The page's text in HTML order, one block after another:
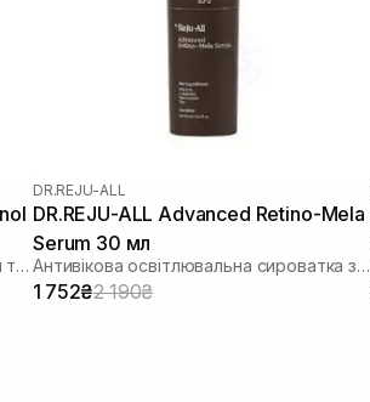
Сироватка для обличчя з ретинолом та бакучіолом
DR.REJU-ALL
DR.REJU-ALL Advanced Retino-Mela
Serum 30 мл
Антивікова освітлювальна сироватка з ретиноїдом та транексамовою кислотою
1 752₴2 190₴